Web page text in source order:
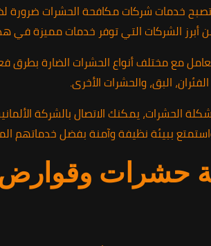
خدمات شركات مكافحة الحشرات ضرورة
أبرز الشركات التي توفر خدمات مميزة في
مع مختلف أنواع الحشرات الضارة
البق، والحشرات الأخرى.
ببيئة نظيفة وآمنة بفضل خدماتهم
حشرات